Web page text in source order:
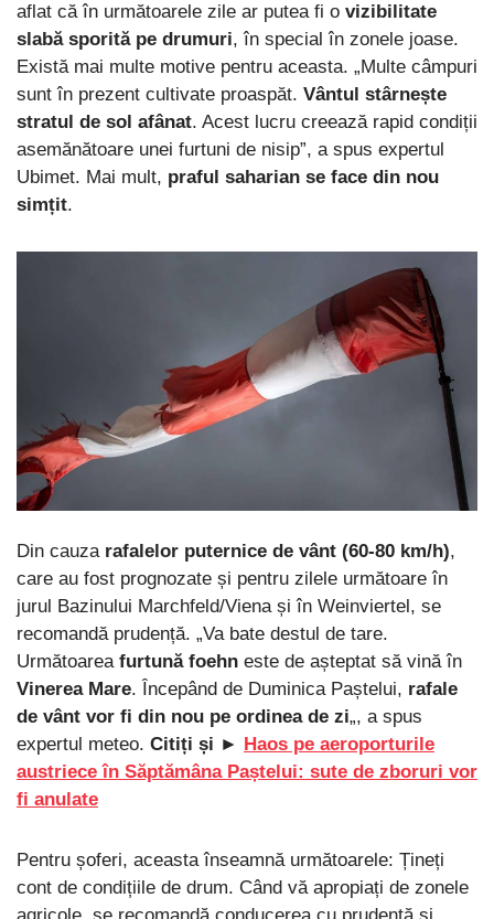
aflat că în următoarele zile ar putea fi o vizibilitate
slabă sporită pe drumuri, în special în zonele joase.
Există mai multe motive pentru aceasta. „Multe câmpuri
sunt în prezent cultivate proaspăt. Vântul stârnește
stratul de sol afânat. Acest lucru creează rapid condiții
asemănătoare unei furtuni de nisip”, a spus expertul
Ubimet. Mai mult, praful saharian se face din nou
simțit.
Din cauza rafalelor puternice de vânt (60-80 km/h),
care au fost prognozate și pentru zilele următoare în
jurul Bazinului Marchfeld/Viena și în Weinviertel, se
recomandă prudență. „Va bate destul de tare.
Următoarea furtună foehn este de așteptat să vină în
Vinerea Mare. Începând de Duminica Paștelui, rafale
de vânt vor fi din nou pe ordinea de zi„, a spus
expertul meteo. Citiți și ►
Haos pe aeroporturile
austriece în Săptămâna Paștelui: sute de zboruri vor
fi anulate
Pentru șoferi, aceasta înseamnă următoarele: Țineți
cont de condițiile de drum. Când vă apropiați de zonele